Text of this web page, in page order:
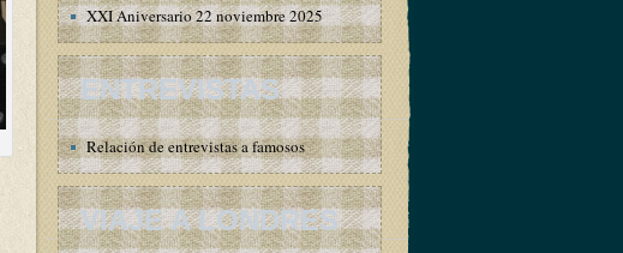
XXI Aniversario 22 noviembre 2025
ENTREVISTAS
Relación de entrevistas a famosos
VIAJE A LONDRES